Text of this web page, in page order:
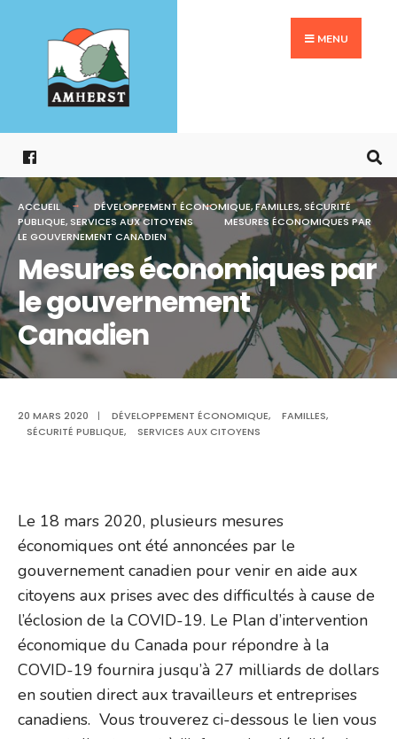
contenu
MENU
ACCUEIL DÉVELOPPEMENT ÉCONOMIQUE,FAMILLES,SÉCURITÉ
PUBLIQUE, SERVICES AUX CITOYENS
MESURES ÉCONOMIQUES PAR
LE GOUVERNEMENT CANADIEN
Mesures économiques par
le gouvernement
Canadien
20 MARS 2020 | DÉVELOPPEMENT ÉCONOMIQUE, FAMILLES,
SÉCURITÉ PUBLIQUE, SERVICES AUX CITOYENS
Le 18 mars 2020, plusieurs mesures
économiques ont été annoncées par le
gouvernement canadien pour venir en aide aux
citoyens aux prises avec des difficultés à cause de
l’éclosion de la COVID-19. Le Plan d’intervention
économique du Canada pour répondre à la
COVID-19 fournira jusqu’à 27 milliards de dollars
en soutien direct aux travailleurs et entreprises
canadiens. Vous trouverez ci-dessous le lien vous
for: